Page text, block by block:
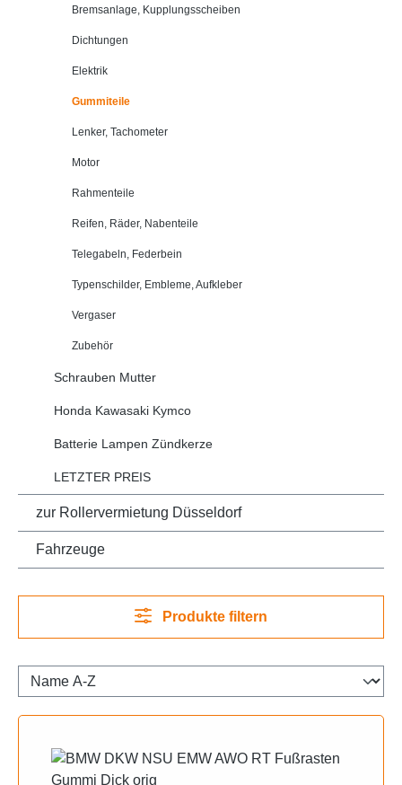
Bremsanlage, Kupplungsscheiben
Dichtungen
Elektrik
Gummiteile
Lenker, Tachometer
Motor
Rahmenteile
Reifen, Räder, Nabenteile
Telegabeln, Federbein
Typenschilder, Embleme, Aufkleber
Vergaser
Zubehör
Schrauben Mutter
Honda Kawasaki Kymco
Batterie Lampen Zündkerze
LETZTER PREIS
zur Rollervermietung Düsseldorf
Fahrzeuge
Produkte filtern